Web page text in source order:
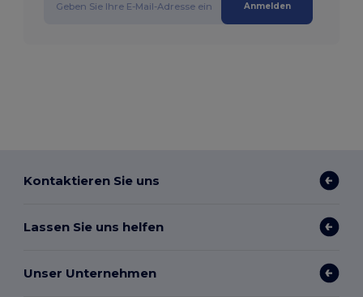
Anmelden
Kontaktieren Sie uns
Lassen Sie uns helfen
Unser Unternehmen